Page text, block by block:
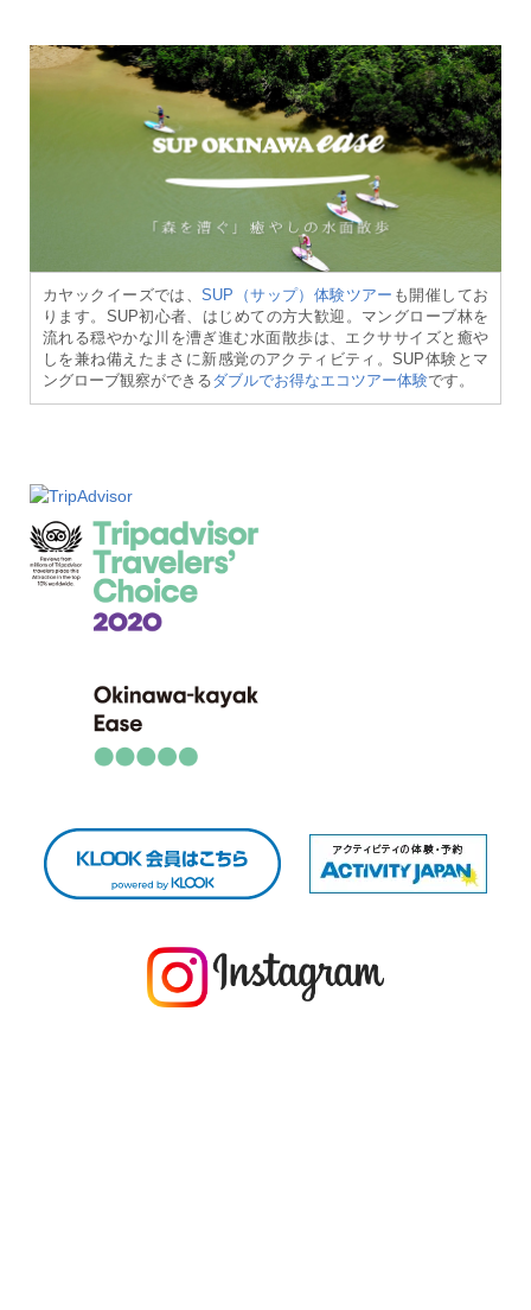
カヤックイーズでは、SUP（サップ）体験ツアー も開催してお
ります。SUP初心者、はじめての方大歓迎。マングローブ林を
流れる穏やかな川を漕ぎ進む水面散歩は、エクササイズと癒や
しを兼ね備えたまさに新感覚のアクティビティ。SUP体験とマ
ングローブ観察ができるダブルでお得なエコツアー体験です。